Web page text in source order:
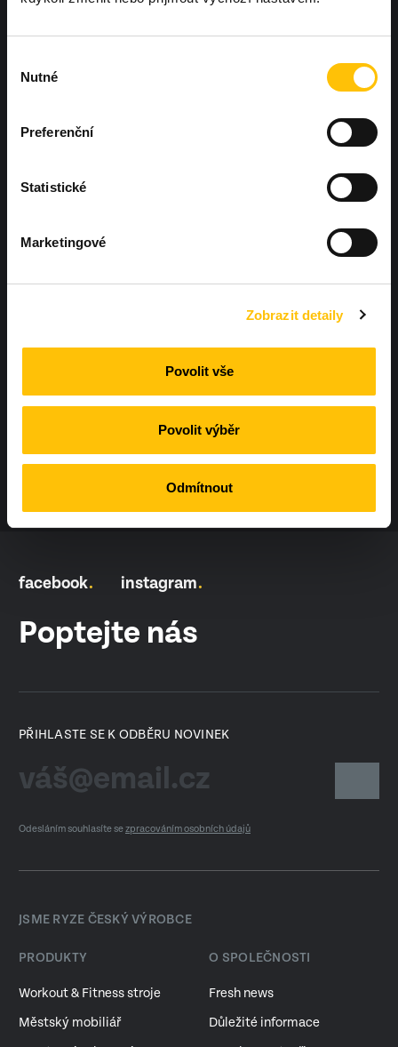
souhlasu
Nutné
Preferenční
Statistické
Marketingové
Zobrazit detaily
Povolit vše
Povolit výběr
Odmítnout
bylo právě u vás?
Ozvěte se nám
Hněvotín 573, Hněvotín 783 47
facebook instagram
Poptejte nás
PŘIHLASTE SE K ODBĚRU NOVINEK
Odesláním souhlasíte sezpracováním osobních údajů
JSME RYZE ČESKÝ VÝROBCE
PRODUKTY
Workout & Fitness stroje
Městský mobiliář
O SPOLEČNOSTI
Fresh news
Důležité informace